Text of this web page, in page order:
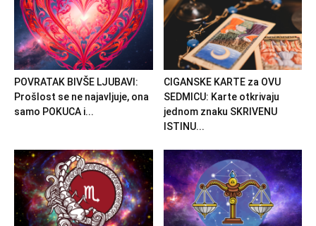
POVRATAK BIVŠE LJUBAVI:
Prošlost se ne najavljuje, ona
samo POKUCA i...
CIGANSKE KARTE za OVU
SEDMICU: Karte otkrivaju
jednom znaku SKRIVENU
ISTINU...